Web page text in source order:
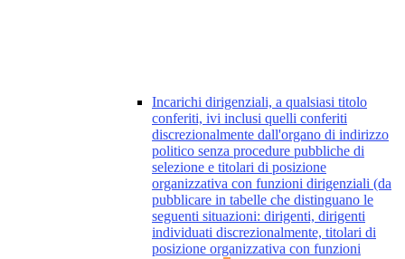
Incarichi dirigenziali, a qualsiasi titolo
conferiti, ivi inclusi quelli conferiti
discrezionalmente dall'organo di indirizzo
politico senza procedure pubbliche di
selezione e titolari di posizione
organizzativa con funzioni dirigenziali (da
pubblicare in tabelle che distinguano le
seguenti situazioni: dirigenti, dirigenti
individuati discrezionalmente, titolari di
posizione organizzativa con funzioni